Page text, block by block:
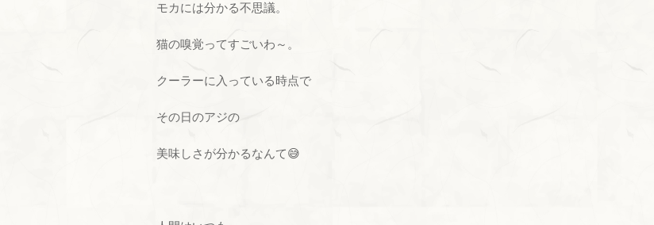
モカには分かる不思議。
猫の嗅覚ってすごいわ～。
クーラーに入っている時点で
その日のアジの
美味しさが分かるなんて😅